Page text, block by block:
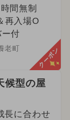
間無制
再入場O
付
老町 クーポン
候型の屋
長に合わせ